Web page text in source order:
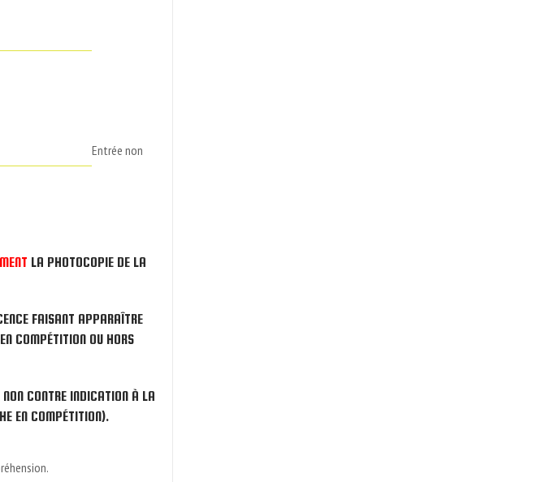
Entrée non
LA PHOTOCOPIE DE LA
FAISANT APPARAÎTRE
COMPÉTITION OU HORS
CONTRE INDICATION À LA
EN COMPÉTITION).